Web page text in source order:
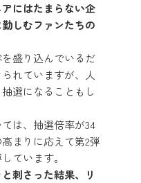
にはたまらない企
しむファンたちの
盛り込んでいるだ
れていますが、人
選になることもし
は、抽選倍率が34
まりに応えて第2弾
ています。
刺さった結果、リ